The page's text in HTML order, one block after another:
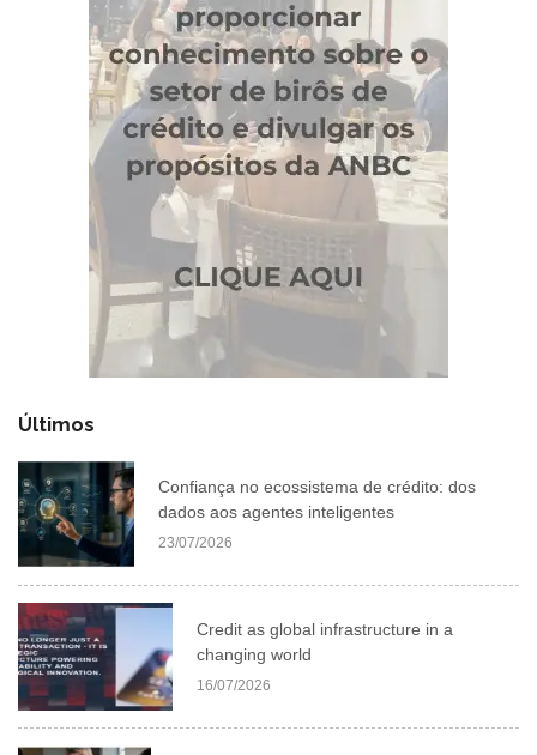
Últimos
Confiança no ecossistema de crédito: dos
dados aos agentes inteligentes
23/07/2026
Credit as global infrastructure in a
changing world
16/07/2026